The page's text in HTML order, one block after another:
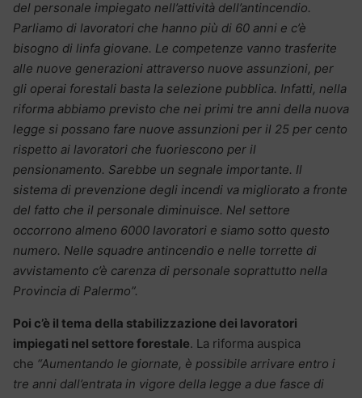
del personale impiegato nell’attività dell’antincendio.
Parliamo di lavoratori che hanno più di 60 anni e c’è
bisogno di linfa giovane. Le competenze vanno trasferite
alle nuove generazioni attraverso nuove assunzioni, per
gli operai forestali basta la selezione pubblica. Infatti, nella
riforma abbiamo previsto che nei primi tre anni della nuova
legge si possano fare nuove assunzioni per il 25 per cento
rispetto ai lavoratori che fuoriescono per il
pensionamento. Sarebbe un segnale importante. Il
sistema di prevenzione degli incendi va migliorato a fronte
del fatto che il personale diminuisce. Nel settore
occorrono almeno 6000 lavoratori e siamo sotto questo
numero. Nelle squadre antincendio e nelle torrette di
avvistamento c’è carenza di personale soprattutto nella
Provincia di Palermo”.
Poi c’è il tema della stabilizzazione dei lavoratori
impiegati nel settore forestale. La riforma auspica
che “Aumentando le giornate, è possibile arrivare entro i
tre anni dall’entrata in vigore della legge a due fasce di